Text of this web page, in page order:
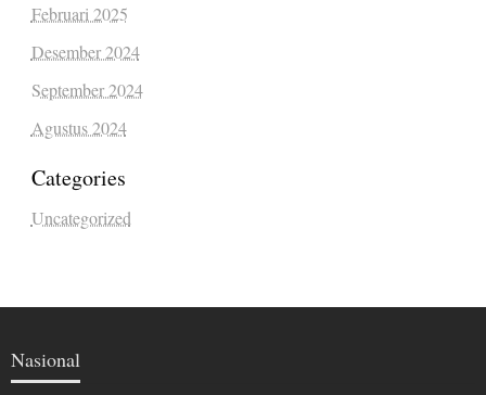
Februari 2025
Desember 2024
September 2024
Agustus 2024
Categories
Uncategorized
Nasional